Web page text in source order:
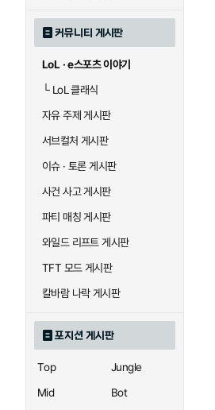
커뮤니티 게시판
LoL · e스포츠 이야기
└LoL 클래식
자유 주제 게시판
서브컬처 게시판
이슈 · 토론 게시판
사건 사고 게시판
파티 매칭 게시판
와일드 리프트 게시판
TFT 모드 게시판
칼바람 나락 게시판
포지션 게시판
Top
Jungle
Mid
Bot